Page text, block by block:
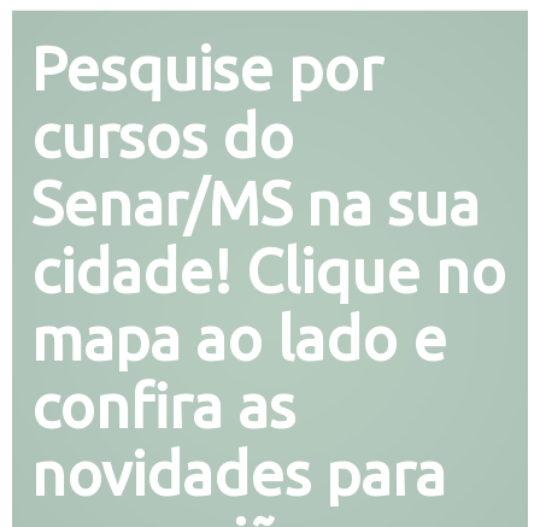
Pesquise por
cursos do
Senar/MS na sua
cidade! Clique no
mapa ao lado e
confira as
novidades para